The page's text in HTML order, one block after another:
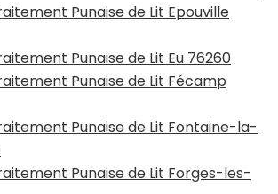
Punaise de Lit Epouville
Punaise de Lit Eu 76260
Punaise de Lit Fécamp
Punaise de Lit Fontaine-la-
Punaise de Lit Forges-les-